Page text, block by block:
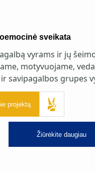
sveikata
vyrams ir jų
motyvuojame,
savipagalbos grupes
projektą
Žiūrėkite daugiau